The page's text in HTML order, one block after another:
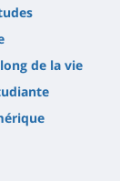
de la vie